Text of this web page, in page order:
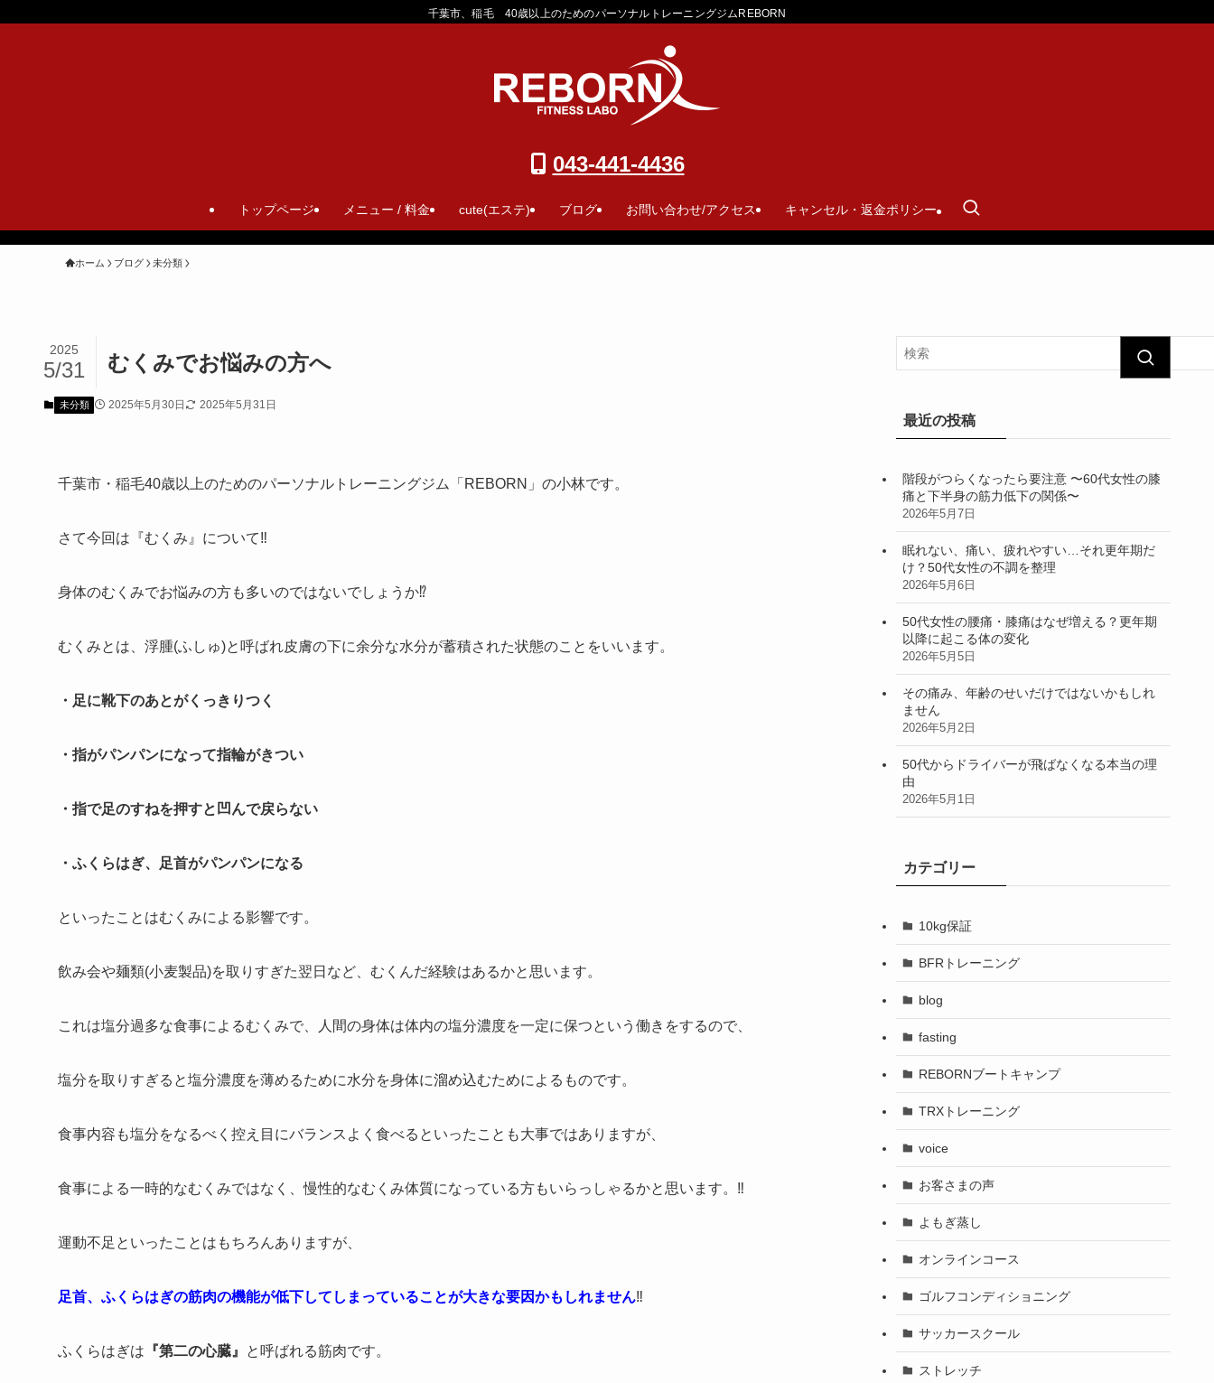
千葉市、稲毛 40歳以上のためのパーソナルトレーニングジムREBORN
トップページ メニュー / 料金 cute(エステ) ブログ お問い合わせ/アクセス キャンセル・返金ポリシー
043-441-4436
ホーム ブログ 未分類
むくみでお悩みの方へ
2025
5/31
未分類 2025年5月30日 2025年5月31日
千葉市・稲毛40歳以上のためのパーソナルトレーニングジム「REBORN」の小林です。
さて今回は『むくみ』について‼️
身体のむくみでお悩みの方も多いのではないでしょうか⁉️
むくみとは、浮腫(ふしゅ)と呼ばれ皮膚の下に余分な水分が蓄積された状態のことをいいます。
・足に靴下のあとがくっきりつく
・指がパンパンになって指輪がきつい
・指で足のすねを押すと凹んで戻らない
・ふくらはぎ、足首がパンパンになる
といったことはむくみによる影響です。
飲み会や麺類(小麦製品)を取りすぎた翌日など、むくんだ経験はあるかと思います。
これは塩分過多な食事によるむくみで、人間の身体は体内の塩分濃度を一定に保つという働きをするので、
塩分を取りすぎると塩分濃度を薄めるために水分を身体に溜め込むためによるものです。
食事内容も塩分をなるべく控え目にバランスよく食べるといったことも大事ではありますが、
食事による一時的なむくみではなく、慢性的なむくみ体質になっている方もいらっしゃるかと思います。‼️
運動不足といったことはもちろんありますが、
足首、ふくらはぎの筋肉の機能が低下してしまっていることが大きな要因かもしれません‼️
ふくらはぎは 『第二の心臓』 と呼ばれる筋肉です。
最近の投稿
階段がつらくなったら要注意 〜60代女性の膝
痛と下半身の筋力低下の関係〜
2026年5月7日
眠れない、痛い、疲れやすい…それ更年期だ
け？50代女性の不調を整理
2026年5月6日
50代女性の腰痛・膝痛はなぜ増える？更年期
以降に起こる体の変化
2026年5月5日
その痛み、年齢のせいだけではないかもしれ
ません
2026年5月2日
50代からドライバーが飛ばなくなる本当の理
由
2026年5月1日
カテゴリー
10kg保証
BFRトレーニング
blog
fasting
REBORNブートキャンプ
TRXトレーニング
voice
お客さまの声
よもぎ蒸し
オンラインコース
ゴルフコンディショニング
サッカースクール
ストレッチ